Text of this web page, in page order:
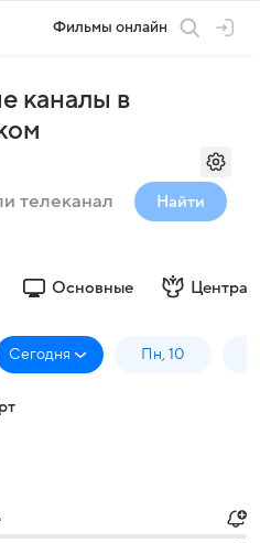
Фильмы онлайн
каналы в
Найти
Основные
Сегодня Пн, 10